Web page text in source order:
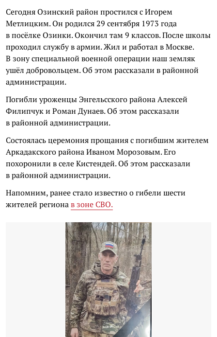
Сегодня Озинский район простился с Игорем
Метлицким. Он родился 29 сентября 1973 года
в посёлке Озинки. Окончил там 9 классов. После школы
проходил службу в армии. Жил и работал в Москве.
В зону специальной военной операции наш земляк
ушёл добровольцем. Об этом рассказали в районной
администрации.
Погибли уроженцы Энгельсского района Алексей
Филипчук и Роман Дунаев. Об этом рассказали
в районной администрации.
Состоялась церемония прощания с погибшим жителем
Аркадакского района Иваном Морозовым. Его
похоронили в селе Кистендей. Об этом рассказали
в районной администрации.
Напомним, ранее стало известно о гибели шести
жителей регионав зоне СВО.